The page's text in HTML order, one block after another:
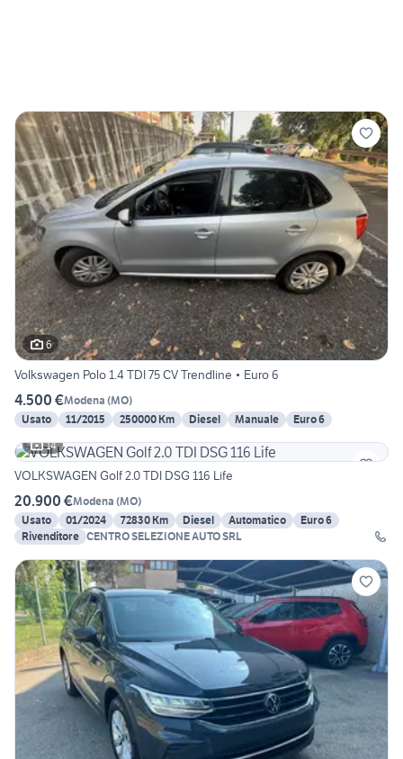
6
Volkswagen Polo 1.4 TDI 75 CV Trendline • Euro 6
4.500 €Modena (MO)
Usato
11/2015 250000 Km Diesel Manuale
Euro 6
14
VOLKSWAGEN Golf 2.0 TDI DSG 116 Life
20.900 €Modena (MO)
Usato
01/2024 72830 Km Diesel Automatico
Euro 6
Rivenditore CENTRO SELEZIONE AUTO SRL